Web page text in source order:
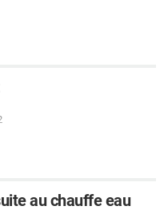
au chauffe eau